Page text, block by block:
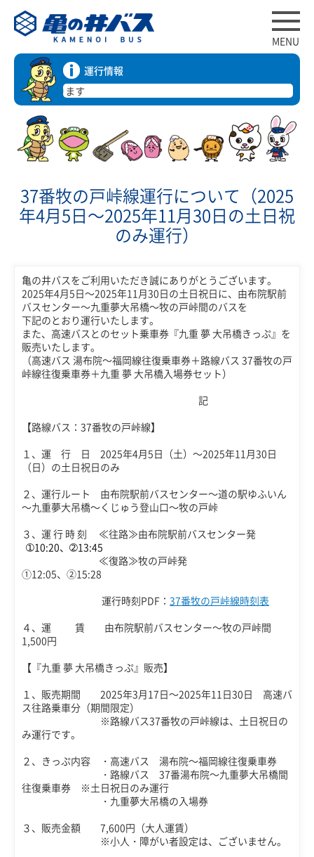
MENU
運行情報
行しております
37番牧の戸峠線運行について（2025
年4月5日～2025年11月30日の土日祝
のみ運行）
亀の井バスをご利用いただき誠にありがとうございます。
2025年4月5日～2025年11月30日の土日祝日に、由布院駅前
バスセンター～九重夢大吊橋～牧の戸峠間のバスを
下記のとおり運行いたします。
また、高速バスとのセット乗車券『九重 夢 大吊橋きっぷ』を
販売いたします。
（高速バス 湯布院～福岡線往復乗車券＋路線バス 37番牧の戸
峠線往復乗車券＋九重 夢 大吊橋入場券セット）
記
【路線バス：37番牧の戸峠線】
１、運 行 日 2025年4月5日（土）～2025年11月30日
（日）の土日祝日のみ
２、運行ルート 由布院駅前バスセンター～道の駅ゆふいん
～九重夢大吊橋～くじゅう登山口～牧の戸峠
３、運 行 時 刻 ≪往路≫由布院駅前バスセンター発
➀10:20、➁13:45
≪復路≫牧の戸峠発
①12:05、②15:28
運行時刻PDF： 37番牧の戸峠線時刻表
４、運 賃 由布院駅前バスセンター～牧の戸峠間
1,500円
【『九重 夢 大吊橋きっぷ』販売】
１、販売期間 2025年3月17日～2025年11日30日 高速バ
ス往路乗車分（期間限定）
※路線バス37番牧の戸峠線は、土日祝日の
み運行です。
２、きっぷ内容 ・高速バス 湯布院～福岡線往復乗車券
・路線バス 37番湯布院～九重夢大吊橋間
往復乗車券 ※土日祝日のみ運行
・九重夢大吊橋の入場券
３、販売金額 7,600円（大人運賃）
※小人・障がい者設定は、ございません。